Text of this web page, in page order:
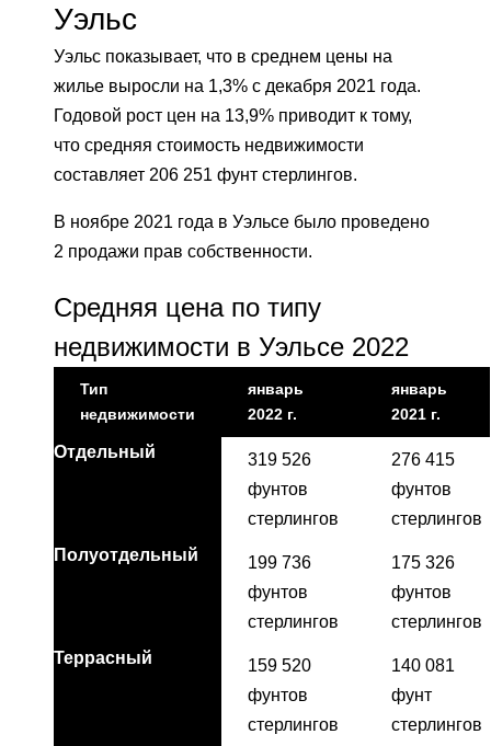
Уэльс
Уэльс показывает, что в среднем цены на
жилье выросли на 1,3% с декабря 2021 года.
Годовой рост цен на 13,9% приводит к тому,
что средняя стоимость недвижимости
составляет 206 251 фунт стерлингов.
В ноябре 2021 года в Уэльсе было проведено
2 продажи прав собственности.
Средняя цена по типу
недвижимости в Уэльсе 2022
Тип
недвижимости
январь
2022 г.
январь
2021 г.
Отдельный
319 526
фунтов
стерлингов
276 415
фунтов
стерлингов
Полуотдельный
199 736
фунтов
стерлингов
175 326
фунтов
стерлингов
Террасный
159 520
фунтов
стерлингов
140 081
фунт
стерлингов